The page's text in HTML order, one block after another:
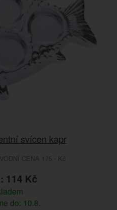
svícen kapr
CENA 175.- Kč
114 Kč
do: 10.8.